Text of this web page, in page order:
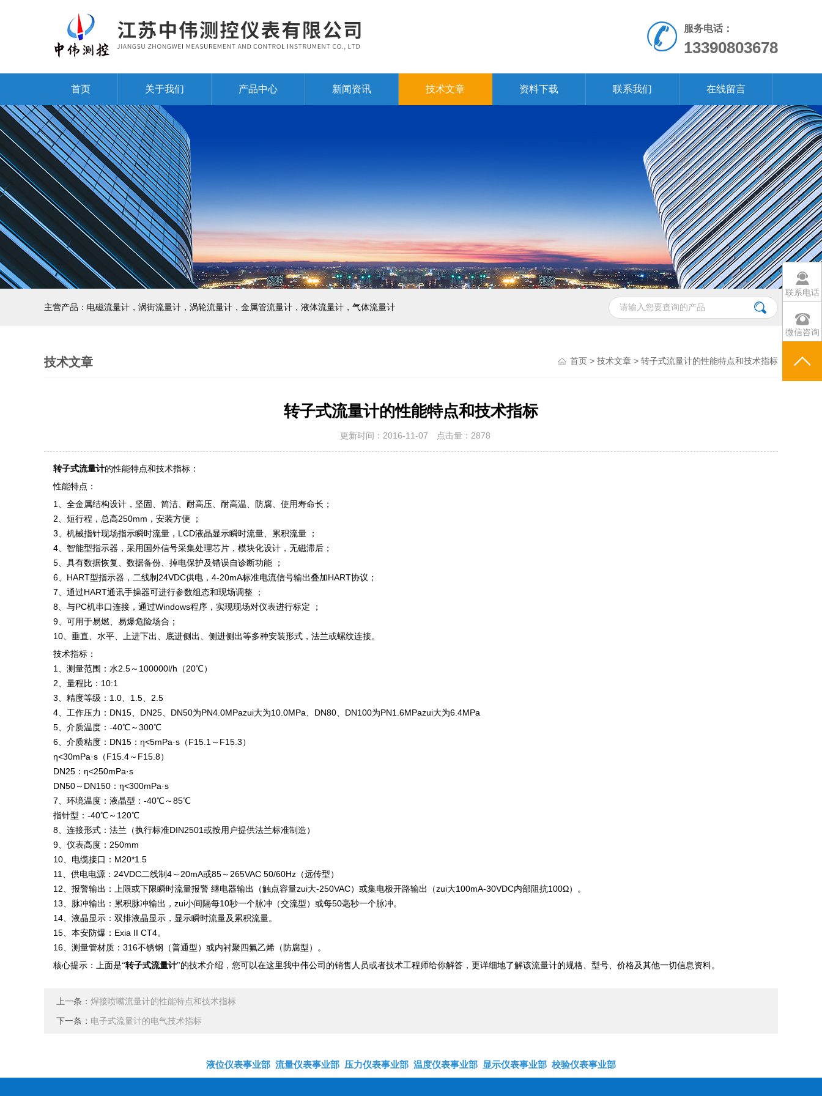
服务电话：
13390803678
首页 关于我们 产品中心 新闻资讯 技术文章 资料下载 联系我们 在线留言
主营产品：电磁流量计，涡街流量计，涡轮流量计，金属管流量计，液体流量计，气体流量计
技术文章 首页 > 技术文章 > 转子式流量计的性能特点和技术指标
转子式流量计的性能特点和技术指标
更新时间：2016-11-07 点击量： 2878
转子式流量计的性能特点和技术指标：
性能特点：
1、全金属结构设计，坚固、简洁、耐高压、耐高温、防腐、使用寿命长；
2、短行程，总高250mm，安装方便 ；
3、机械指针现场指示瞬时流量，LCD液晶显示瞬时流量、累积流量 ；
4、智能型指示器，采用国外信号采集处理芯片，模块化设计，无磁滞后；
5、具有数据恢复、数据备份、掉电保护及错误自诊断功能 ；
6、HART型指示器，二线制24VDC供电，4-20mA标准电流信号输出叠加HART协议；
7、通过HART通讯手操器可进行参数组态和现场调整 ；
8、与PC机串口连接，通过Windows程序，实现现场对仪表进行标定 ；
9、可用于易燃、易爆危险场合；
10、垂直、水平、上进下出、底进侧出、侧进侧出等多种安装形式，法兰或螺纹连接。
技术指标：
1、测量范围：水2.5～100000l/h（20℃）
2、量程比：10:1
3、精度等级：1.0、1.5、2.5
4、工作压力：DN15、DN25、DN50为PN4.0MPazui大为10.0MPa、DN80、DN100为PN1.6MPazui大为6.4MPa
5、介质温度：-40℃～300℃
6、介质粘度：DN15：η<5mPa·s（F15.1～F15.3）
η<30mPa·s（F15.4～F15.8）
DN25：η<250mPa·s
DN50～DN150：η<300mPa·s
7、环境温度：液晶型：-40℃～85℃
指针型：-40℃～120℃
8、连接形式：法兰（执行标准DIN2501或按用户提供法兰标准制造）
9、仪表高度：250mm
10、电缆接口：M20*1.5
11、供电电源：24VDC二线制4～20mA或85～265VAC 50/60Hz（远传型）
12、报警输出：上限或下限瞬时流量报警 继电器输出（触点容量zui大-250VAC）或集电极开路输出（zui大100mA-30VDC内部阻抗100Ω）。
13、脉冲输出：累积脉冲输出，zui小间隔每10秒一个脉冲（交流型）或每50毫秒一个脉冲。
14、液晶显示：双排液晶显示，显示瞬时流量及累积流量。
15、本安防爆：Exia II CT4。
16、测量管材质：316不锈钢（普通型）或内衬聚四氟乙烯（防腐型）。
核心提示：上面是“转子式流量计"的技术介绍，您可以在这里我中伟公司的销售人员或者技术工程师给你解答，更详细地了解该流量计的规格、型号、价格及其他一切信息资料。
上一条： 焊接喷嘴流量计的性能特点和技术指标
下一条： 电子式流量计的电气技术指标
液位仪表事业部 流量仪表事业部 压力仪表事业部 温度仪表事业部 显示仪表事业部 校验仪表事业部
联系电话
微信咨询